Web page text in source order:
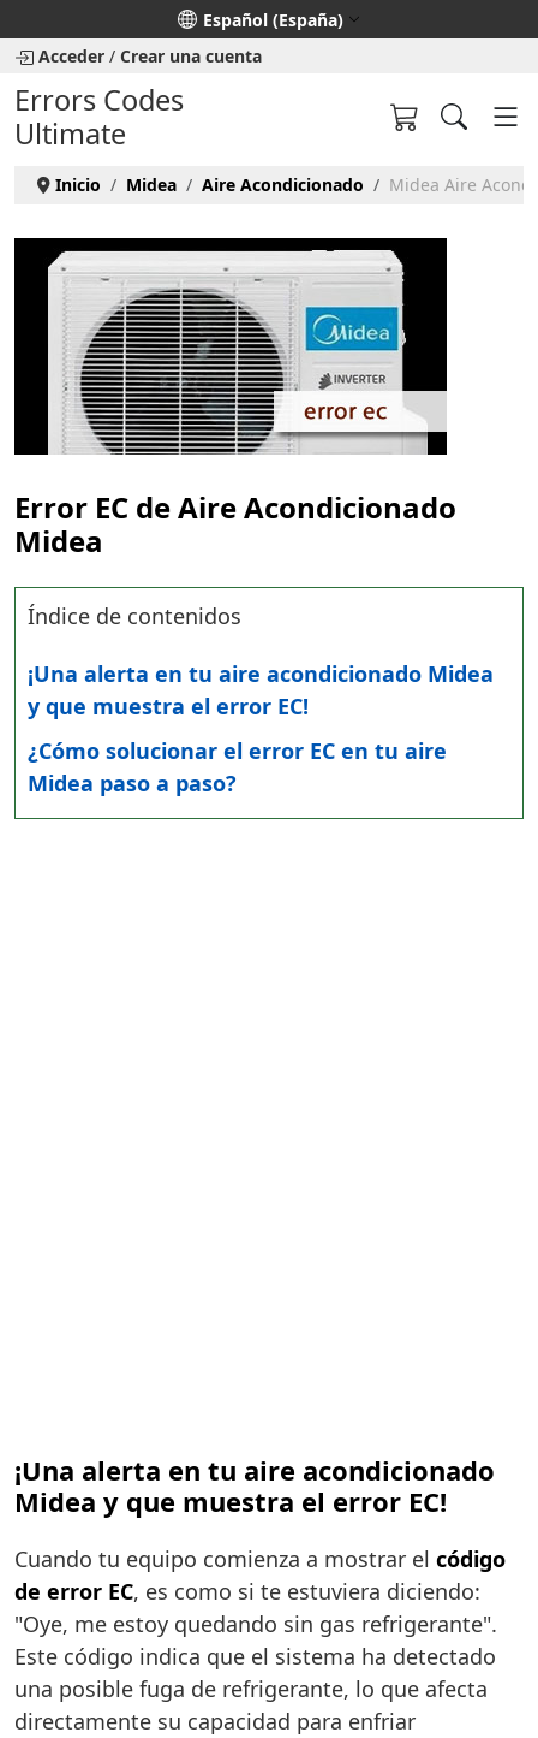
Seleccione su idioma
Español (España)
Acceder / Crear una cuenta
Errors Codes
Ultimate
Inicio Midea Aire Acondicionado Midea Aire
Error EC de Aire Acondicionado
Midea
Índice de contenidos
¡Una alerta en tu aire acondicionado Midea
y que muestra el error EC!
¿Cómo solucionar el error EC en tu aire
Midea paso a paso?
¡Una alerta en tu aire acondicionado
Midea y que muestra el error EC!
Cuando tu equipo comienza a mostrar el código
de error EC, es como si te estuviera diciendo:
"Oye, me estoy quedando sin gas refrigerante".
Este código indica que el sistema ha detectado
una posible fuga de refrigerante, lo que afecta
directamente su capacidad para enfriar